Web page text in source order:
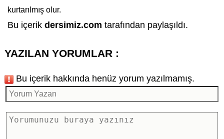
kurtarılmış olur.
Bu içerik dersimiz.com tarafından paylaşıldı.
YAZILAN YORUMLAR :
Bu içerik hakkında henüz yorum yazılmamış.